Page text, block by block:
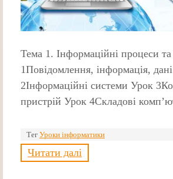
Тема 1. Інформаційні процеси
1Повідомлення, інформація,
2Інформаційні системи Урок
пристрій Урок 4Складові
Тег Уроки інформатики
Читати далі